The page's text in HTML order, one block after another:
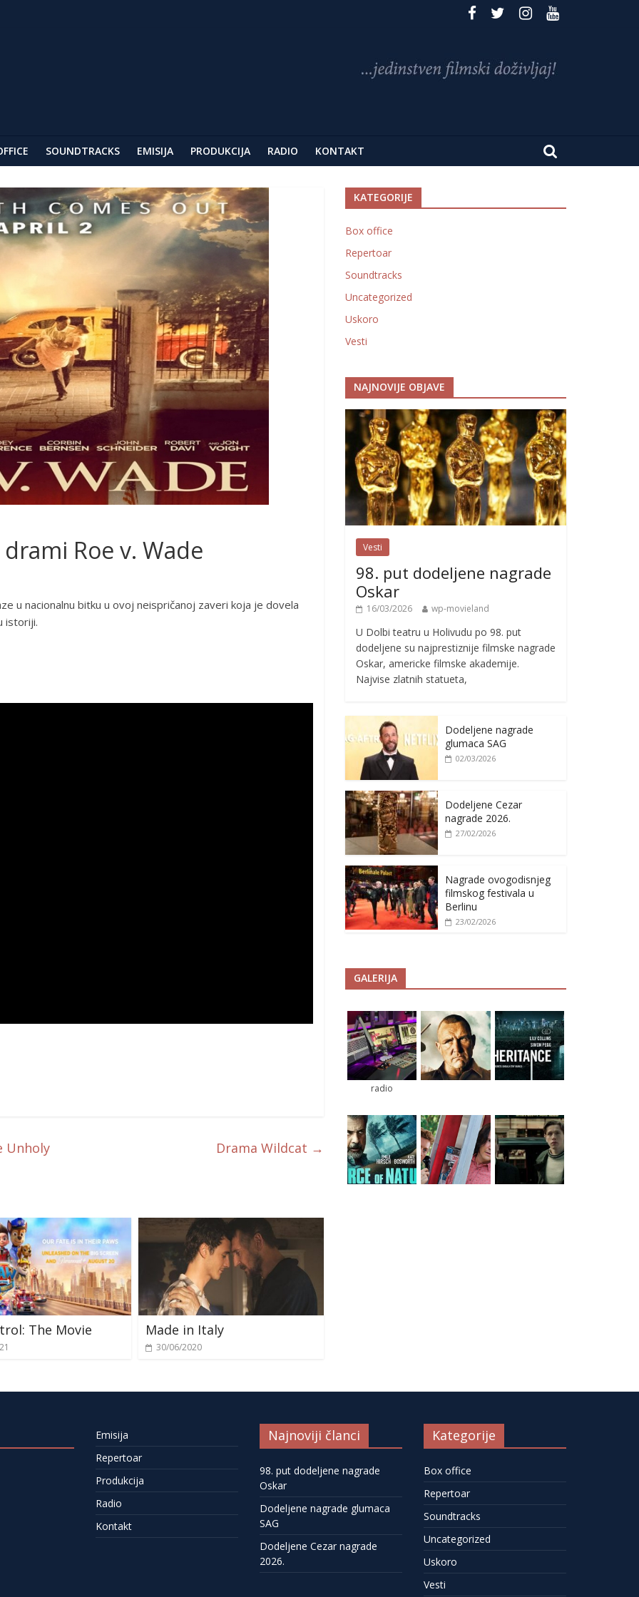
u Berlinu
SOUNDTRACKS EMISIJA PRODUKCIJA RADIO KONTAKT
Roe v. Wade
u nacionalnu bitku u ovoj neispričanoj zaveri koja je dovela
istoriji.
Unholy Drama Wildcat →
The Movie Made in Italy
30/06/2020
KATEGORIJE
Box office
Repertoar
Soundtracks
Uncategorized
Uskoro
Vesti
NAJNOVIJE OBJAVE
Vesti
98. put dodeljene nagrade
Oskar
16/03/2026 wp-movieland
U Dolbi teatru u Holivudu po 98. put
dodeljene su najprestiznije filmske nagrade
Oskar, americke filmske akademije.
Najvise zlatnih statueta,
Dodeljene nagrade
glumaca SAG
02/03/2026
Dodeljene Cezar
nagrade 2026.
27/02/2026
Nagrade ovogodisnjeg
filmskog festivala u
Berlinu
23/02/2026
GALERIJA
radio
Emisija
Repertoar
Produkcija
Radio
Kontakt
Najnoviji članci
98. put dodeljene nagrade
Oskar
Dodeljene nagrade glumaca
SAG
Dodeljene Cezar nagrade
2026.
Kategorije
Box office
Repertoar
Soundtracks
Uncategorized
Uskoro
Vesti